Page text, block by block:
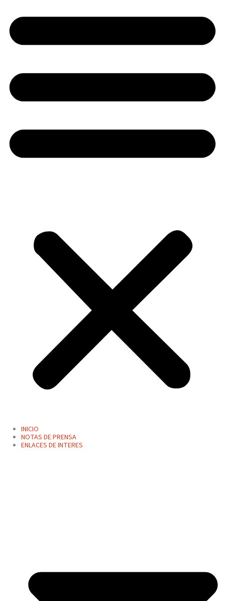
INICIO
NOTAS DE PRENSA
ENLACES DE INTERES